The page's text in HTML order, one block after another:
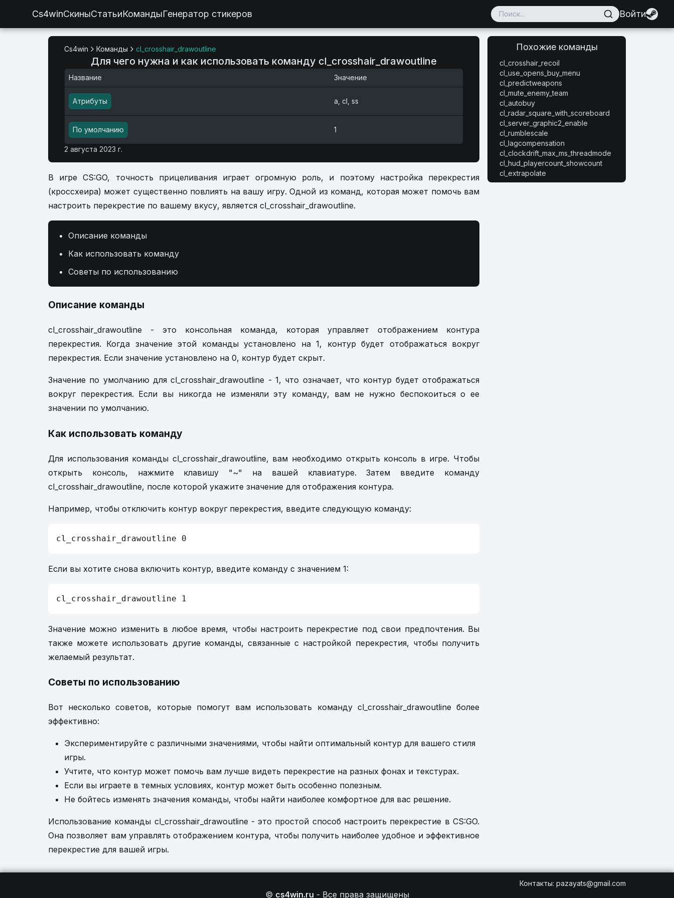
Cs4winСкиныСтатьиКомандыГенератор стикеров Войти
Cs4win Команды cl_crosshair_drawoutline
Для чего нужна и как использовать команду cl_crosshair_drawoutline
Название Значение
Атрибуты a, cl, ss
По умолчанию 1
2 августа 2023 г.
В игре CS:GO, точность прицеливания играет огромную роль, и поэтому настройка перекрестия
(кроссхеира) может существенно повлиять на вашу игру. Одной из команд, которая может помочь вам
настроить перекрестие по вашему вкусу, является cl_crosshair_drawoutline.
Описание команды
Как использовать команду
Советы по использованию
Описание команды
cl_crosshair_drawoutline - это консольная команда, которая управляет отображением контура
перекрестия. Когда значение этой команды установлено на 1, контур будет отображаться вокруг
перекрестия. Если значение установлено на 0, контур будет скрыт.
Значение по умолчанию для cl_crosshair_drawoutline - 1, что означает, что контур будет отображаться
вокруг перекрестия. Если вы никогда не изменяли эту команду, вам не нужно беспокоиться о ее
значении по умолчанию.
Как использовать команду
Для использования команды cl_crosshair_drawoutline, вам необходимо открыть консоль в игре. Чтобы
открыть консоль, нажмите клавишу "~" на вашей клавиатуре. Затем введите команду
cl_crosshair_drawoutline, после которой укажите значение для отображения контура.
Например, чтобы отключить контур вокруг перекрестия, введите следующую команду:
cl_crosshair_drawoutline 0
Если вы хотите снова включить контур, введите команду с значением 1:
cl_crosshair_drawoutline 1
Значение можно изменить в любое время, чтобы настроить перекрестие под свои предпочтения. Вы
также можете использовать другие команды, связанные с настройкой перекрестия, чтобы получить
желаемый результат.
Советы по использованию
Вот несколько советов, которые помогут вам использовать команду cl_crosshair_drawoutline более
эффективно:
Экспериментируйте с различными значениями, чтобы найти оптимальный контур для вашего стиля
игры.
Учтите, что контур может помочь вам лучше видеть перекрестие на разных фонах и текстурах.
Если вы играете в темных условиях, контур может быть особенно полезным.
Не бойтесь изменять значения команды, чтобы найти наиболее комфортное для вас решение.
Использование команды cl_crosshair_drawoutline - это простой способ настроить перекрестие в CS:GO.
Она позволяет вам управлять отображением контура, чтобы получить наиболее удобное и эффективное
перекрестие для вашей игры.
Похожие команды
cl_crosshair_recoil
cl_use_opens_buy_menu
cl_predictweapons
cl_mute_enemy_team
cl_autobuy
cl_radar_square_with_scoreboard
cl_server_graphic2_enable
cl_rumblescale
cl_lagcompensation
cl_clockdrift_max_ms_threadmode
cl_hud_playercount_showcount
cl_extrapolate
Контакты: pazayats@gmail.com
© cs4win.ru - Все права защищены